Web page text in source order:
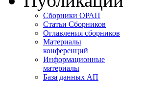
Сборники ОРАП
Статьи Сборников
Оглавления сборников
Материалы
конференций
Информационные
материалы
База данных АП